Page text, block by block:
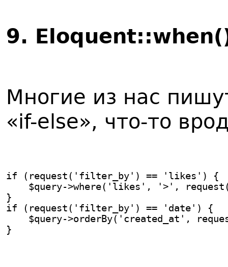
9.
Многие из нас
«if-else», что-то
if (request('filter_by') == 'likes') {
$query->where('likes', '>',
}
if (request('filter_by') == 'date') {
$query->orderBy('created_at',
}